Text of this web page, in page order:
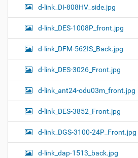
d-link_DI-808HV_side.jpg
d-link_DES-1008P_front.jpg
d-link_DFM-562IS_Back.jpg
d-link_DES-3026_Front.jpg
d-link_ant24-odu03m_front.jpg
d-link_DES-3852_Front.jpg
d-link_DGS-3100-24P_Front.jpg
d-link_dap-1513_back.jpg